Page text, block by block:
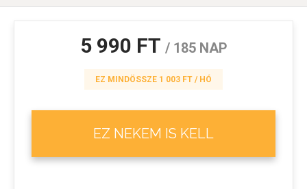
5 990 FT / 185 NAP
EZ MINDÖSSZE 1 003 FT / HÓ
EZ NEKEM IS KELL